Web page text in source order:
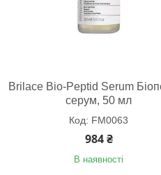
Brilace Bio-Peptid Serum
серум, 50 мл
FM0063
984 ₴
В наявності